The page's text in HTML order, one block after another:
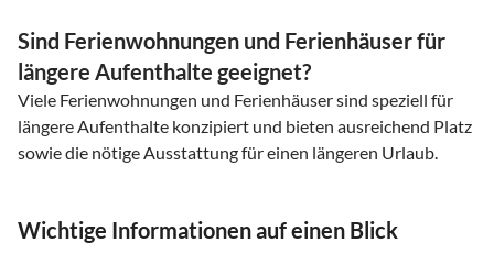
Sind Ferienwohnungen und Ferienhäuser für
längere Aufenthalte geeignet?
Viele Ferienwohnungen und Ferienhäuser sind speziell für
längere Aufenthalte konzipiert und bieten ausreichend Platz
sowie die nötige Ausstattung für einen längeren Urlaub.
Wichtige Informationen auf einen Blick